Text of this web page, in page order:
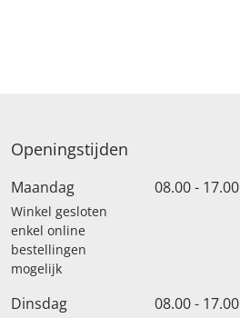
Openingstijden
Maandag 08.00 - 17.00
Winkel gesloten
enkel online
bestellingen
mogelijk
Dinsdag 08.00 - 17.00